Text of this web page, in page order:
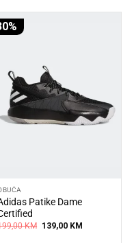
Patike Dame
KM Original
price
139,00 KMCurrent